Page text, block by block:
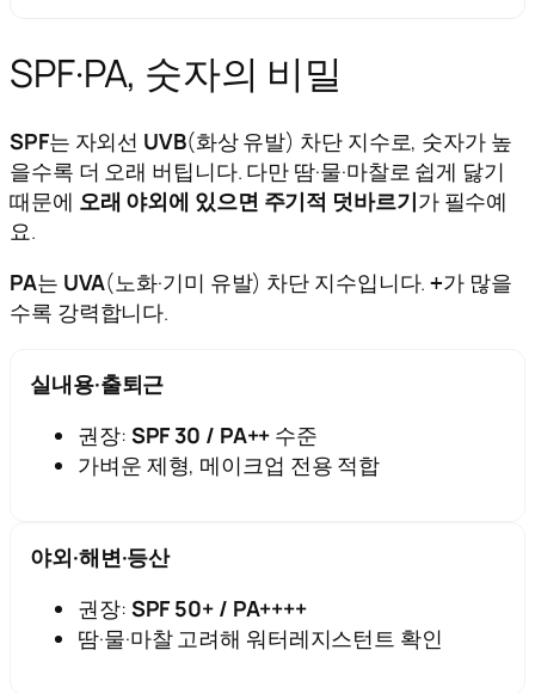
SPF·PA, 숫자의 비밀
SPF는 자외선 UVB(화상 유발) 차단 지수로, 숫자가 높
을수록 더 오래 버팁니다. 다만 땀·물·마찰로 쉽게 닳기
때문에 오래 야외에 있으면 주기적 덧바르기가 필수예
요.
PA는 UVA(노화·기미 유발) 차단 지수입니다.+가 많을
수록 강력합니다.
실내용·출퇴근
권장: SPF 30 / PA++ 수준
가벼운 제형, 메이크업 전용 적합
야외·해변·등산
권장: SPF 50+ / PA++++
땀·물·마찰 고려해 워터레지스턴트 확인